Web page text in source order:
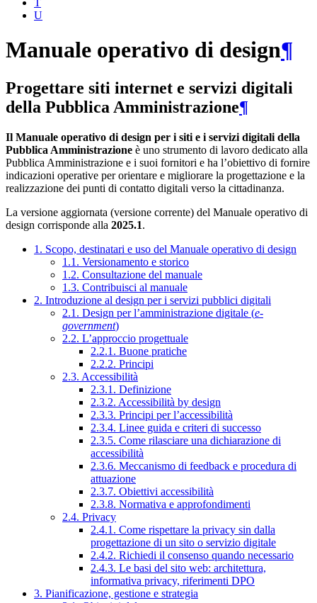
T
U
Manuale operativo di design¶
Progettare siti internet e servizi digitali
della Pubblica Amministrazione¶
Il Manuale operativo di design per i siti e i servizi digitali della
Pubblica Amministrazione è uno strumento di lavoro dedicato alla
Pubblica Amministrazione e i suoi fornitori e ha l’obiettivo di fornire
indicazioni operative per orientare e migliorare la progettazione e la
realizzazione dei punti di contatto digitali verso la cittadinanza.
La versione aggiornata (versione corrente) del Manuale operativo di
design corrisponde alla 2025.1.
1. Scopo, destinatari e uso del Manuale operativo di design
1.1. Versionamento e storico
1.2. Consultazione del manuale
1.3. Contribuisci al manuale
2. Introduzione al design per i servizi pubblici digitali
2.1. Design per l’amministrazione digitale (e-
government)
2.2. L’approccio progettuale
2.2.1. Buone pratiche
2.2.2. Principi
2.3. Accessibilità
2.3.1. Definizione
2.3.2. Accessibilità by design
2.3.3. Principi per l’accessibilità
2.3.4. Linee guida e criteri di successo
2.3.5. Come rilasciare una dichiarazione di
accessibilità
2.3.6. Meccanismo di feedback e procedura di
attuazione
2.3.7. Obiettivi accessibilità
2.3.8. Normativa e approfondimenti
2.4. Privacy
2.4.1. Come rispettare la privacy sin dalla
progettazione di un sito o servizio digitale
2.4.2. Richiedi il consenso quando necessario
2.4.3. Le basi del sito web: architettura,
informativa privacy, riferimenti DPO
3. Pianificazione, gestione e strategia